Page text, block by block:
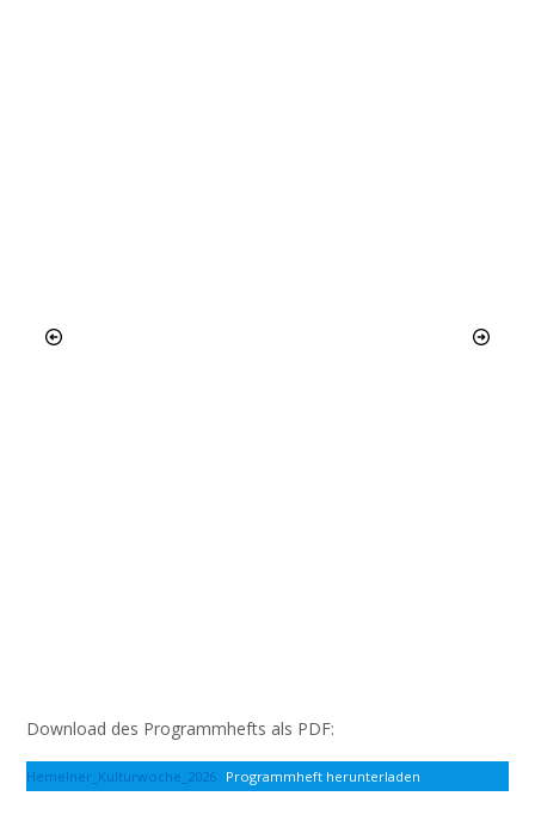
Download des Programmhefts als PDF:
Hemelner_Kulturwoche_2026 Programmheft herunterladen